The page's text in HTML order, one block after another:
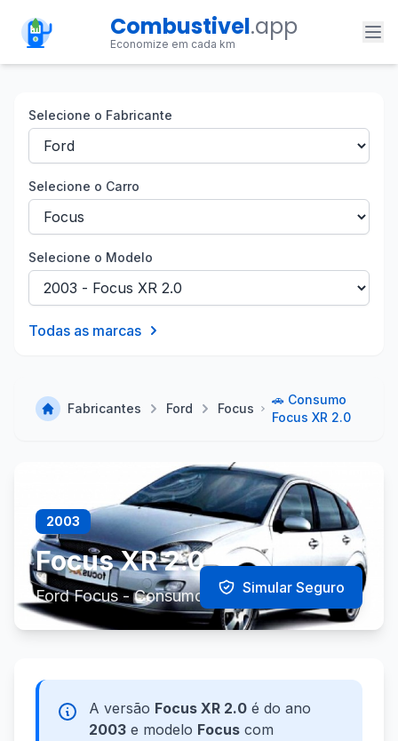
Combustivel.app
Economize em cada km
Selecione o Fabricante
Selecione o Carro
Selecione o Modelo
Todas as marcas
Fabricantes Ford Focus
🚗 Consumo
Focus XR 2.0
2003
Focus XR 2.0
Ford Focus - Consumo e Especificações
Simular Seguro
A versão Focus XR 2.0 é do ano
2003 e modelo Focus com